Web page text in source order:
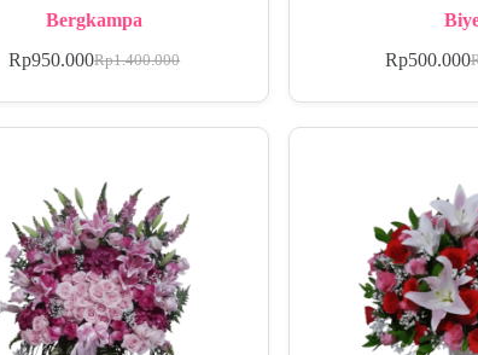
Bergkampa
Rp1.400.000
Rp950.000 Rp500.000